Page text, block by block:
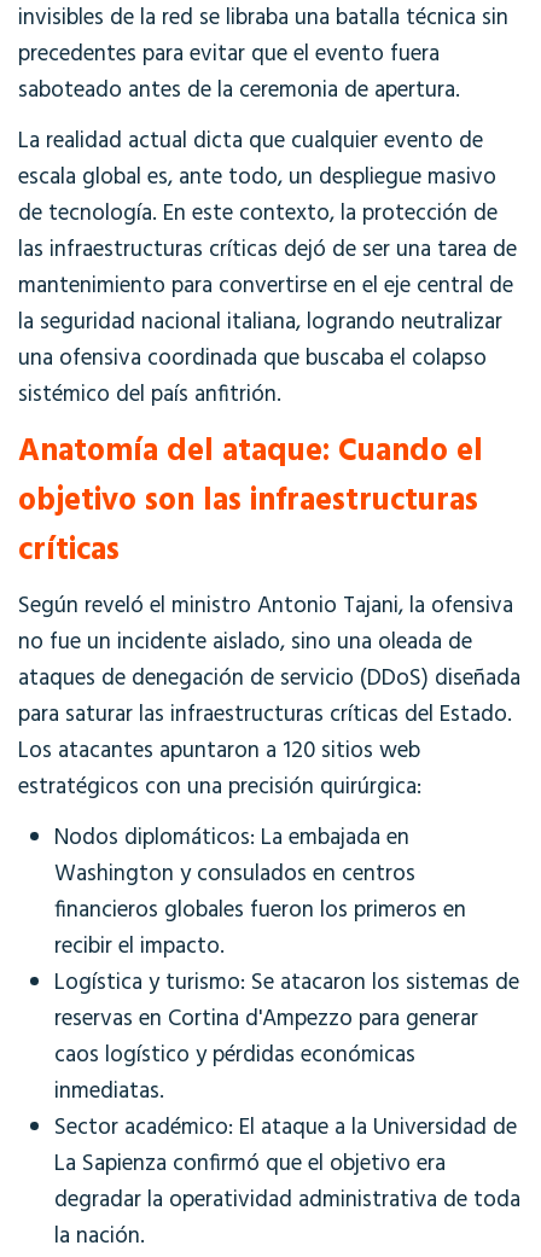
invisibles de la red se libraba una batalla técnica sin
precedentes para evitar que el evento fuera
saboteado antes de la ceremonia de apertura.
La realidad actual dicta que cualquier evento de
escala global es, ante todo, un despliegue masivo
de tecnología. En este contexto, la protección de
las infraestructuras críticas dejó de ser una tarea de
mantenimiento para convertirse en el eje central de
la seguridad nacional italiana, logrando neutralizar
una ofensiva coordinada que buscaba el colapso
sistémico del país anfitrión.
Anatomía del ataque: Cuando el
objetivo son las infraestructuras
críticas
Según reveló el ministro Antonio Tajani, la ofensiva
no fue un incidente aislado, sino una oleada de
ataques de denegación de servicio (DDoS) diseñada
para saturar las infraestructuras críticas del Estado.
Los atacantes apuntaron a 120 sitios web
estratégicos con una precisión quirúrgica:
Nodos diplomáticos: La embajada en
Washington y consulados en centros
financieros globales fueron los primeros en
recibir el impacto.
Logística y turismo: Se atacaron los sistemas de
reservas en Cortina d'Ampezzo para generar
caos logístico y pérdidas económicas
inmediatas.
Sector académico: El ataque a la Universidad de
La Sapienza confirmó que el objetivo era
degradar la operatividad administrativa de toda
la nación.